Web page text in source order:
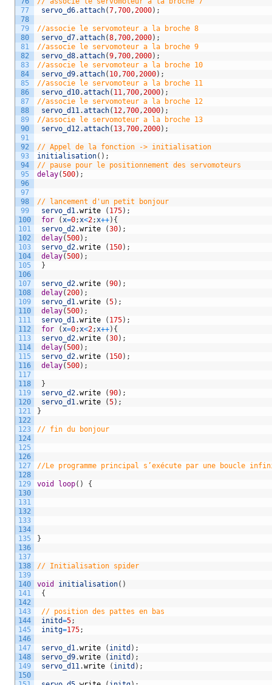
77
78
79
80
81
82
83
84
85
86
87
88
89
90
91
92
93
94
95
96
97
98
99
100
101
102
103
104
105
106
107
108
109
110
111
112
113
114
115
116
117
118
119
120
121
122
123
124
125
126
127
128
129
130
131
132
133
134
135
136
137
138
139
140
141
142
143
144
145
146
147
148
149
150
servo_d6.attach(7,700,2000) ;
//associe le servomoteur a la broche 8
servo_d7.attach(8,700,2000) ;
//associe le servomoteur a la broche 9
servo_d8.attach(9,700,2000) ;
//associe le servomoteur a la broche 10
servo_d9.attach( 10,700,2000) ;
//associe le servomoteur a la broche 11
servo_d10.attach( 11,700,2000) ;
//associe le servomoteur a la broche 12
servo_d11.attach( 12,700,2000) ;
//associe le servomoteur a la broche 13
servo_d12.attach( 13,700,2000) ;
// Appel de la fonction -> initialisation
initialisation( ) ;
// pause pour le positionnement des servomoteurs
delay(500) ;
// lancement d'un petit bonjour
servo_d1.write ( 175) ;
for
(x=0;x<2;x++) {
servo_d2.write (30) ;
delay(500) ;
servo_d2.write ( 150) ;
delay(500) ;
}
servo_d2.write (90) ;
delay(200) ;
servo_d1.write (5) ;
delay(500) ;
servo_d1.write ( 175) ;
for
(x=0;x<2;x++) {
servo_d2.write (30) ;
delay(500) ;
servo_d2.write ( 150) ;
delay(500) ;
}
servo_d2.write (90) ;
servo_d1.write (5) ;
}
// fin du bonjour
//Le programme principal s’exécute par une boucle
void loop( ) {
}
// Initialisation spider
void initialisation( )
{
// position des pattes en bas
initd=5;
initg=175;
servo_d1.write ( initd ) ;
servo_d9.write ( initd ) ;
servo_d11.write ( initd ) ;